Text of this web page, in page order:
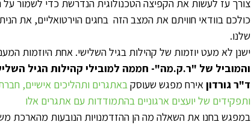
צורך עז לעשות את הקפיצה הטכנולוגית הנדרשת כדי לשמור
כולכם בוודאי חוויתם את המצב הזה  בחגים הוירטואליים, את
שלנו.
ישנן לא מעט יוזמות של קהילות בגיל השלישי. אחת היוזמות
והמוביל של "ר.ק.מה"- חממה למובילי קהילות הגיל
ד"ר גורדון אירח מפגש שעוסק באתגרים ותהליכים אישיים,
ותפקידים של יועצים ארגוניים בהתמודדות עם אתגרים אלו
במפגש בחנו את השאלה מה הן ההזדמנויות הנובעות מהארכת